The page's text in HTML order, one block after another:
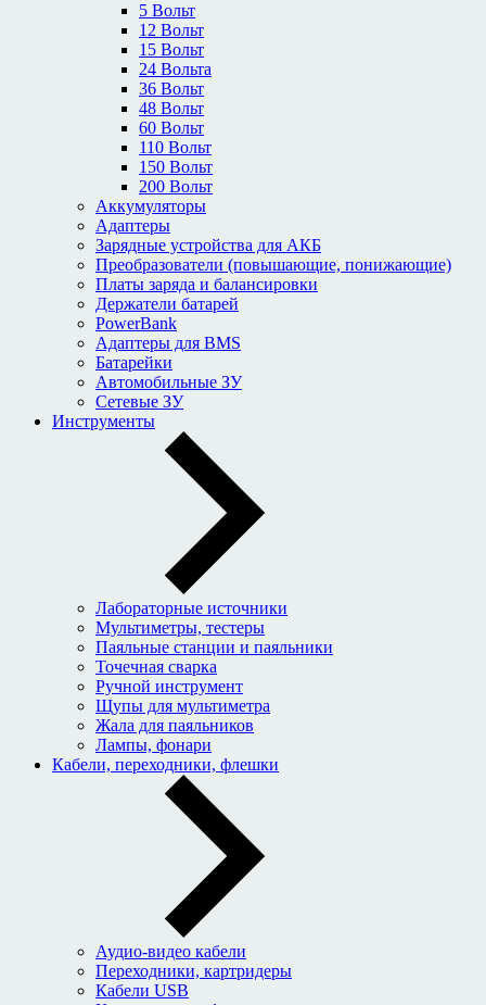
5 Вольт
12 Вольт
15 Вольт
24 Вольта
36 Вольт
48 Вольт
60 Вольт
110 Вольт
150 Вольт
200 Вольт
Аккумуляторы
Адаптеры
Зарядные устройства для АКБ
Преобразователи (повышающие, понижающие)
Платы заряда и балансировки
Держатели батарей
PowerBank
Адаптеры для BMS
Батарейки
Автомобильные ЗУ
Сетевые ЗУ
Инструменты
Лабораторные источники
Мультиметры, тестеры
Паяльные станции и паяльники
Точечная сварка
Ручной инструмент
Щупы для мультиметра
Жала для паяльников
Лампы, фонари
Кабели, переходники, флешки
Аудио-видео кабели
Переходники, картридеры
Кабели USB